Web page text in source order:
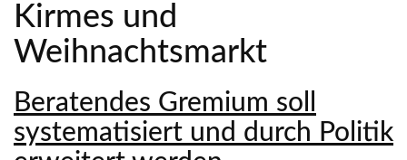
Kirmes und
Weihnachtsmarkt
Beratendes Gremium soll
systematisiert und durch Politik